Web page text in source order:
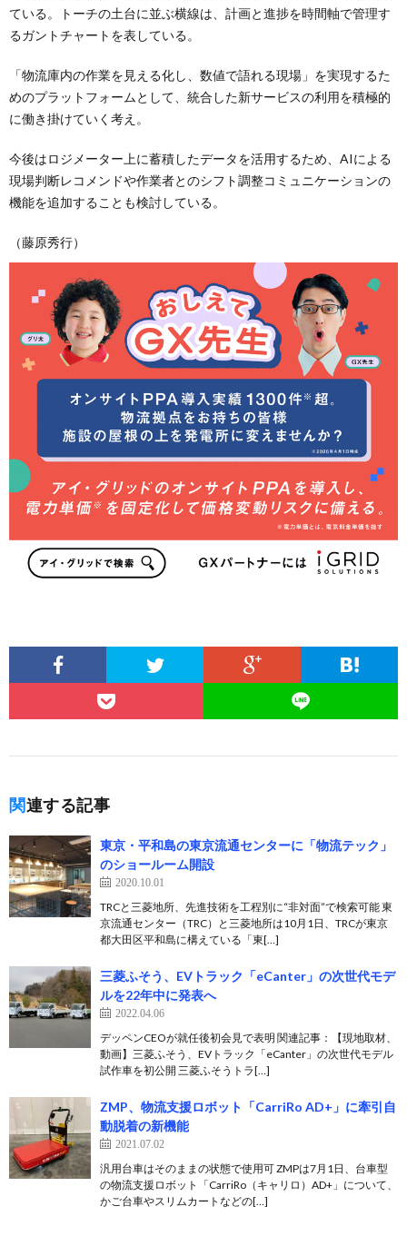
ている。トーチの土台に並ぶ横線は、計画と進捗を時間軸で管理す
るガントチャートを表している。
「物流庫内の作業を見える化し、数値で語れる現場」を実現するた
めのプラットフォームとして、統合した新サービスの利用を積極的
に働き掛けていく考え。
今後はロジメーター上に蓄積したデータを活用するため、AIによる
現場判断レコメンドや作業者とのシフト調整コミュニケーションの
機能を追加することも検討している。
（藤原秀行）
関連する記事
東京・平和島の東京流通センターに「物流テック」
のショールーム開設
2020.10.01
TRCと三菱地所、先進技術を工程別に“非対面”で検索可能 東
京流通センター（TRC）と三菱地所は10月1日、TRCが東京
都大田区平和島に構えている「東[…]
三菱ふそう、EVトラック「eCanter」の次世代モデ
ルを22年中に発表へ
2022.04.06
デッペンCEOが就任後初会見で表明 関連記事：【現地取材、
動画】三菱ふそう、EVトラック「eCanter」の次世代モデル
試作車を初公開 三菱ふそうトラ[…]
ZMP、物流支援ロボット「CarriRo AD+」に牽引自
動脱着の新機能
2021.07.02
汎用台車はそのままの状態で使用可 ZMPは7月1日、台車型
の物流支援ロボット「CarriRo（キャリロ）AD+」について、
かご台車やスリムカートなどの[…]